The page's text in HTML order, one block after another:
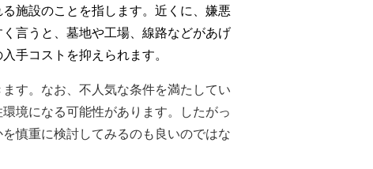
施設のことを指します。近くに、嫌悪
言うと、墓地や工場、線路などがあげ
手コストを抑えられます。
す。なお、不人気な条件を満たしてい
境になる可能性があります。したがっ
慎重に検討してみるのも良いのではな